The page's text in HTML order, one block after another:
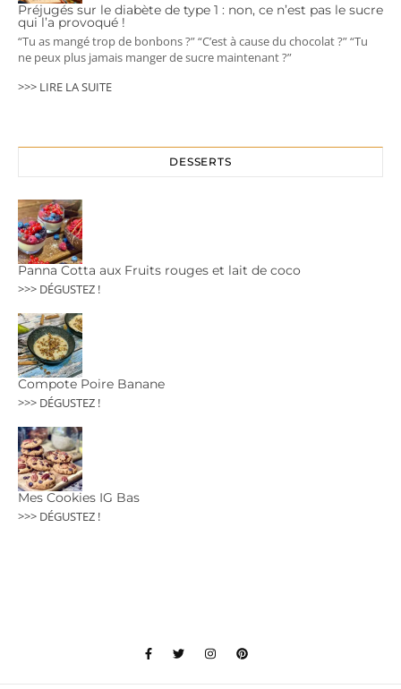
Préjugés sur le diabète de type 1 : non, ce n’est pas le sucre
qui l’a provoqué !
“Tu as mangé trop de bonbons ?” “C’est à cause du chocolat ?” “Tu
ne peux plus jamais manger de sucre maintenant ?”
>>> LIRE LA SUITE
DESSERTS
Panna Cotta aux Fruits rouges et lait de coco
>>> DÉGUSTEZ !
Compote Poire Banane
>>> DÉGUSTEZ !
Mes Cookies IG Bas
>>> DÉGUSTEZ !